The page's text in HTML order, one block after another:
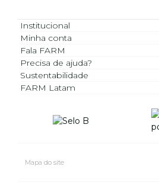
Institucional
Minha conta
Fala FARM
Precisa de ajuda?
Sustentabilidade
FARM Latam
Mapa do site